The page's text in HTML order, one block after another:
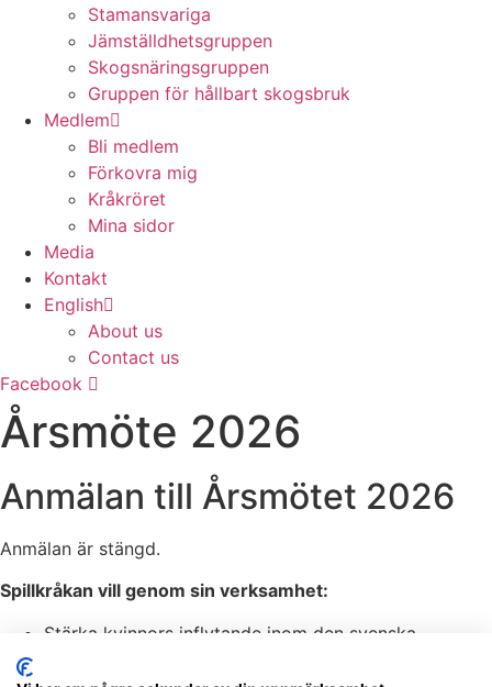
Stamansvariga
Jämställdhetsgruppen
Skogsnäringsgruppen
Gruppen för hållbart skogsbruk
Medlem
Bli medlem
Förkovra mig
Kråkröret
Mina sidor
Media
Kontakt
English
About us
Contact us
Facebook
Årsmöte 2026
Anmälan till Årsmötet 2026
Anmälan är stängd.
Spillkråkan vill genom sin verksamhet:
Stärka kvinnors inflytande inom den svenska